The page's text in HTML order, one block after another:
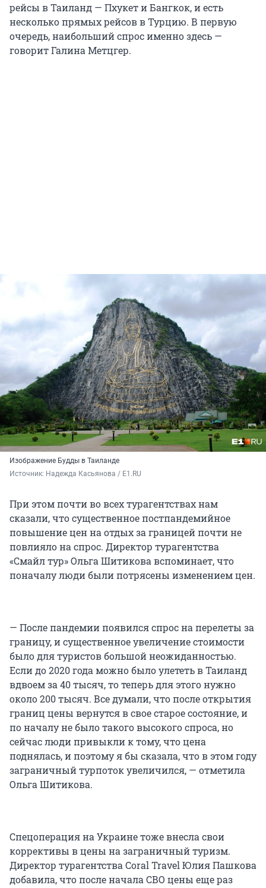
рейсы в Таиланд — Пхукет и Бангкок, и есть
несколько прямых рейсов в Турцию. В первую
очередь, наибольший спрос именно здесь —
говорит Галина Метцгер.
Изображение Будды в Таиланде
Источник: Надежда Касьянова / E1.RU
При этом почти во всех турагентствах нам
сказали, что существенное постпандемийное
повышение цен на отдых за границей почти не
повлияло на спрос. Директор турагентства
«Смайл тур» Ольга Шитикова вспоминает, что
поначалу люди были потрясены изменением цен.
— После пандемии появился спрос на перелеты за
границу, и существенное увеличение стоимости
было для туристов большой неожиданностью.
Если до 2020 года можно было улететь в Таиланд
вдвоем за 40 тысяч, то теперь для этого нужно
около 200 тысяч. Все думали, что после открытия
границ цены вернутся в свое старое состояние, и
по началу не было такого высокого спроса, но
сейчас люди привыкли к тому, что цена
поднялась, и поэтому я бы сказала, что в этом году
заграничный турпоток увеличился, — отметила
Ольга Шитикова.
Спецоперация на Украине тоже внесла свои
коррективы в цены на заграничный туризм.
Директор турагентства Coral Travel Юлия Пашкова
добавила, что после начала СВО цены еще раз